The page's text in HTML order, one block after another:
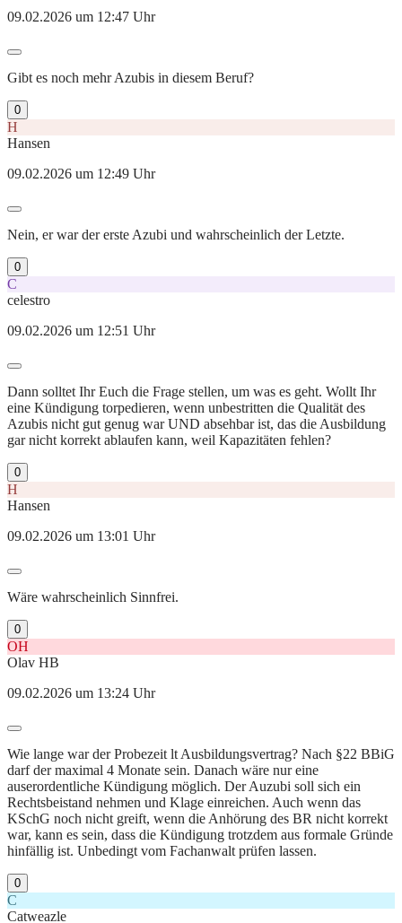
09.02.2026 um 12:47 Uhr
Gibt es noch mehr Azubis in diesem Beruf?
0
H
Hansen
09.02.2026 um 12:49 Uhr
Nein, er war der erste Azubi und wahrscheinlich der Letzte.
0
C
celestro
09.02.2026 um 12:51 Uhr
Dann solltet Ihr Euch die Frage stellen, um was es geht. Wollt Ihr
eine Kündigung torpedieren, wenn unbestritten die Qualität des
Azubis nicht gut genug war UND absehbar ist, das die Ausbildung
gar nicht korrekt ablaufen kann, weil Kapazitäten fehlen?
0
H
Hansen
09.02.2026 um 13:01 Uhr
Wäre wahrscheinlich Sinnfrei.
0
OH
Olav HB
09.02.2026 um 13:24 Uhr
Wie lange war der Probezeit lt Ausbildungsvertrag? Nach §22 BBiG
darf der maximal 4 Monate sein. Danach wäre nur eine
auserordentliche Kündigung möglich. Der Auzubi soll sich ein
Rechtsbeistand nehmen und Klage einreichen. Auch wenn das
KSchG noch nicht greift, wenn die Anhörung des BR nicht korrekt
war, kann es sein, dass die Kündigung trotzdem aus formale Gründe
hinfällig ist. Unbedingt vom Fachanwalt prüfen lassen.
0
C
Catweazle